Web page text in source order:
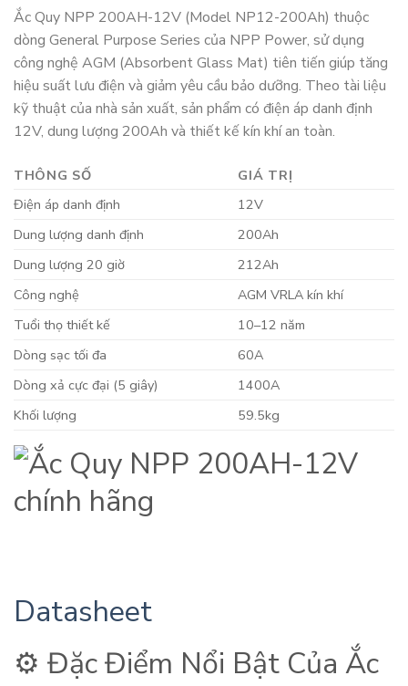
Ắc Quy NPP 200AH-12V (Model NP12-200Ah) thuộc
dòng General Purpose Series của NPP Power, sử dụng
công nghệ AGM (Absorbent Glass Mat) tiên tiến giúp tăng
hiệu suất lưu điện và giảm yêu cầu bảo dưỡng. Theo tài liệu
kỹ thuật của nhà sản xuất, sản phẩm có điện áp danh định
12V, dung lượng 200Ah và thiết kế kín khí an toàn.
THÔNG SỐ
GIÁ TRỊ
Điện áp danh định
12V
Dung lượng danh định
200Ah
Dung lượng 20 giờ
212Ah
Công nghệ
AGM VRLA kín khí
Tuổi thọ thiết kế
10–12 năm
Dòng sạc tối đa
60A
Dòng xả cực đại (5 giây)
1400A
Khối lượng
59.5kg
Datasheet
⚙️ Đặc Điểm Nổi Bật Của Ắc